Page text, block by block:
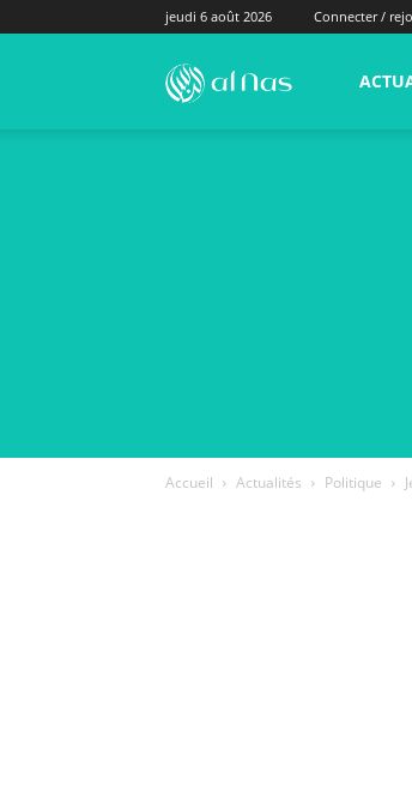
jeudi 6 août 2026 Connecter /
alNas.fr
Accueil Actualités Politique